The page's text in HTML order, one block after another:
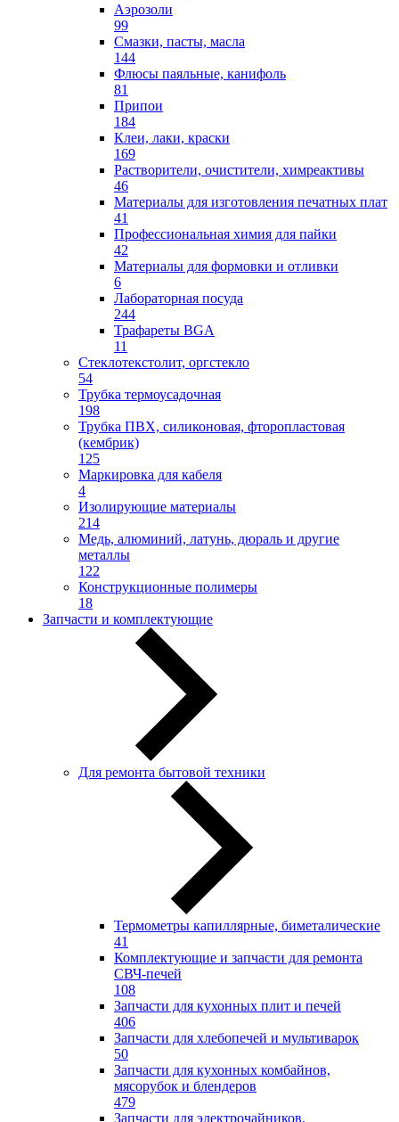
Аэрозоли
99
Смазки, пасты, масла
144
Флюсы паяльные, канифоль
81
Припои
184
Клеи, лаки, краски
169
Растворители, очистители, химреактивы
46
Материалы для изготовления печатных плат
41
Профессиональная химия для пайки
42
Материалы для формовки и отливки
6
Лабораторная посуда
244
Трафареты BGA
11
Стеклотекстолит, оргстекло
54
Трубка термоусадочная
198
Трубка ПВХ, силиконовая, фторопластовая
(кембрик)
125
Маркировка для кабеля
4
Изолирующие материалы
214
Медь, алюминий, латунь, дюраль и другие
металлы
122
Конструкционные полимеры
18
Запчасти и комплектующие
Для ремонта бытовой техники
Термометры капиллярные, биметалические
41
Комплектующие и запчасти для ремонта
СВЧ-печей
108
Запчасти для кухонных плит и печей
406
Запчасти для хлебопечей и мультиварок
50
Запчасти для кухонных комбайнов,
мясорубок и блендеров
479
Запчасти для электрочайников,